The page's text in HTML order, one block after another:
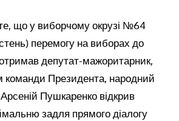
що у виборчому окрузі №64
перемогу на виборах до
депутат-мажоритарник,
команди Президента, народний
Пушкаренко відкрив
задля прямого діалогу